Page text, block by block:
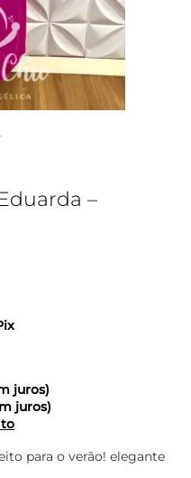
–
juros)
juros)
para o verão! elegante